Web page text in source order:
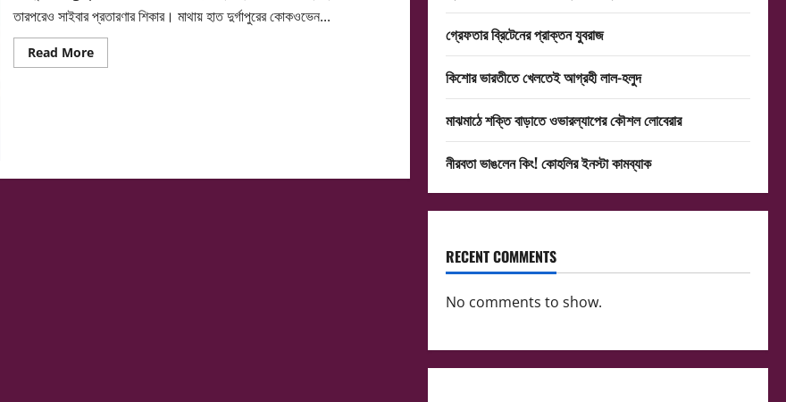
তারপরেও সাইবার প্রতারণার শিকার। মাথায় হাত দুর্গাপুরের কোকওভেন...
Read MoreRead
more
গ্রেফতার ব্রিটেনের প্রাক্তন যুবরাজ
কিশোর ভারতীতে খেলতেই আগ্রহী লাল-হলুদ
মাঝমাঠে শক্তি বাড়াতে ওভারল্যাপের কৌশল লোবেরার
নীরবতা ভাঙলেন কিং! কোহলির ইনস্টা কামব্যাক
RECENT COMMENTS
No comments to show.